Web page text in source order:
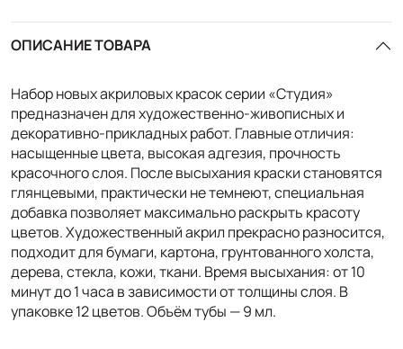
ОПИСАНИЕ ТОВАРА
Набор новых акриловых красок серии «Студия»
предназначен для художественно-живописных и
декоративно-прикладных работ. Главные отличия:
насыщенные цвета, высокая адгезия, прочность
красочного слоя. После высыхания краски становятся
глянцевыми, практически не темнеют, специальная
добавка позволяет максимально раскрыть красоту
цветов. Художественный акрил прекрасно разносится,
подходит для бумаги, картона, грунтованного холста,
дерева, стекла, кожи, ткани. Время высыхания: от 10
минут до 1 часа в зависимости от толщины слоя. В
упаковке 12 цветов. Объём тубы — 9 мл.